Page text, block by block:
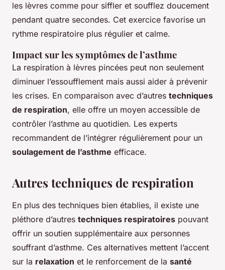
les lèvres comme pour siffler et soufflez doucement
pendant quatre secondes. Cet exercice favorise un
rythme respiratoire plus régulier et calme.
Impact sur les symptômes de l’asthme
La respiration à lèvres pincées peut non seulement
diminuer l’essoufflement mais aussi aider à prévenir
les crises. En comparaison avec d’autres techniques
de respiration, elle offre un moyen accessible de
contrôler l’asthme au quotidien. Les experts
recommandent de l’intégrer régulièrement pour un
soulagement de l’asthme efficace.
Autres techniques de respiration
En plus des techniques bien établies, il existe une
pléthore d’autres techniques respiratoires pouvant
offrir un soutien supplémentaire aux personnes
souffrant d’asthme. Ces alternatives mettent l’accent
sur la relaxation et le renforcement de la santé